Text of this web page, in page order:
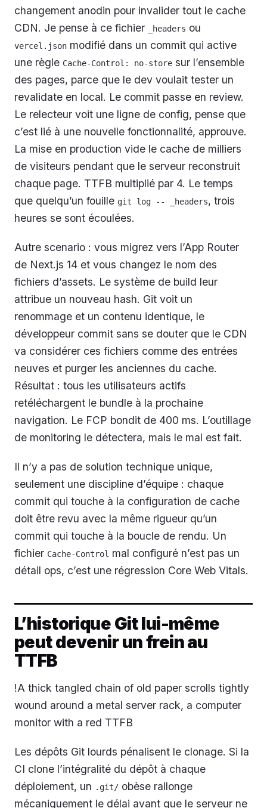
changement anodin pour invalider tout le cache
CDN. Je pense à ce fichier
_headers ou
vercel.json modifié dans un commit qui active
une règle Cache-Control: no-store sur l’ensemble
des pages, parce que le dev voulait tester un
revalidate en local. Le commit passe en review.
Le relecteur voit une ligne de config, pense que
c’est lié à une nouvelle fonctionnalité, approuve.
La mise en production vide le cache de milliers
de visiteurs pendant que le serveur reconstruit
chaque page. TTFB multiplié par 4. Le temps
que quelqu’un fouille git log -- _headers, trois
heures se sont écoulées.
Autre scenario : vous migrez vers l’App Router
de Next.js 14 et vous changez le nom des
fichiers d’assets. Le système de build leur
attribue un nouveau hash. Git voit un
renommage et un contenu identique, le
développeur commit sans se douter que le CDN
va considérer ces fichiers comme des entrées
neuves et purger les anciennes du cache.
Résultat : tous les utilisateurs actifs
retéléchargent le bundle à la prochaine
navigation. Le FCP bondit de 400 ms. L’outillage
de monitoring le détectera, mais le mal est fait.
Il n’y a pas de solution technique unique,
seulement une discipline d’équipe : chaque
commit qui touche à la configuration de cache
doit être revu avec la même rigueur qu’un
commit qui touche à la boucle de rendu. Un
fichier Cache-Control mal configuré n’est pas un
détail ops, c’est une régression Core Web Vitals.
L’historique Git lui-même
peut devenir un frein au
TTFB
!A thick tangled chain of old paper scrolls tightly
wound around a metal server rack, a computer
monitor with a red TTFB
Les dépôts Git lourds pénalisent le clonage. Si la
CI clone l’intégralité du dépôt à chaque
déploiement, un .git/ obèse rallonge
mécaniquement le délai avant que le serveur ne